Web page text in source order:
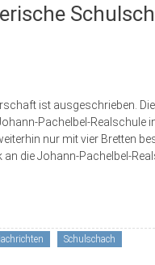
ist ausgeschrieben.
Pachelbel-Realschule
nur mit vier Bretten
an die Johann-Pachelbel-
Schulschach